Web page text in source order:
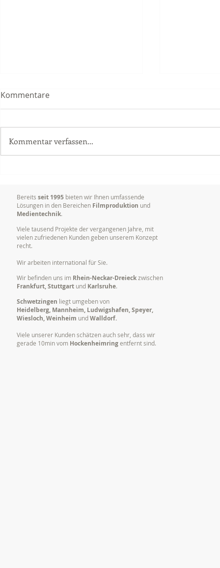
Konferenzen
Kommentare
Kommentar verfassen...
Bereits seit 1995 bieten wir Ihnen umfassende
Lösungen in den Bereichen Filmproduktion und
Medientechnik.
Viele tausend Projekte der vergangenen Jahre, mit
vielen zufriedenen Kunden geben unserem Konzept
recht.
Wir arbeiten international für Sie.
Wir befinden uns im Rhein-Neckar-Dreieckzwischen
Frankfurt, Stuttgart und Karlsruhe.
Schwetzingen liegt umgeben von
Heidelberg, Mannheim, Ludwigshafen, Speyer,
Wiesloch, Weinheim undWalldorf.
Viele unserer Kunden schätzen auch sehr, dass wir
gerade 10min vom Hockenheimringentfernt sind.